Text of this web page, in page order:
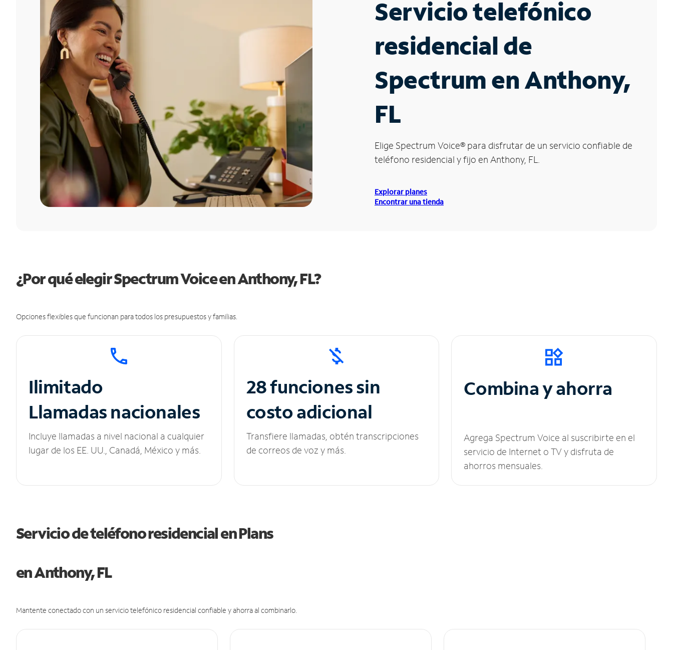
Servicio telefónico
residencial de
Spectrum en Anthony,
FL
Elige Spectrum Voice® para disfrutar de un servicio confiable de
teléfono residencial y fijo en Anthony, FL.
Explorar planes
Encontrar una tienda
¿Por qué elegir Spectrum Voice en Anthony, FL?
Opciones flexibles que funcionan para todos los presupuestos y familias.
Ilimitado
Llamadas nacionales
Incluye llamadas a nivel nacional a cualquier
lugar de los EE. UU., Canadá, México y más.
28 funciones sin
costo adicional
Transfiere llamadas, obtén transcripciones
de correos de voz y más.
Combina y ahorra
Agrega Spectrum Voice al suscribirte en el
servicio de Internet o TV y disfruta de
ahorros mensuales.
Servicio de teléfono residencial en Plans
en Anthony, FL
Mantente conectado con un servicio telefónico residencial confiable y ahorra al combinarlo.